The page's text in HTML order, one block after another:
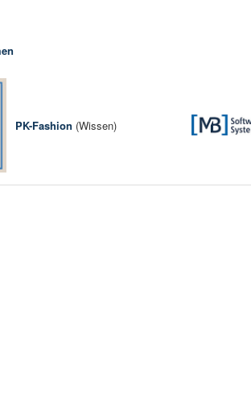
PK-Fashion (Wissen)